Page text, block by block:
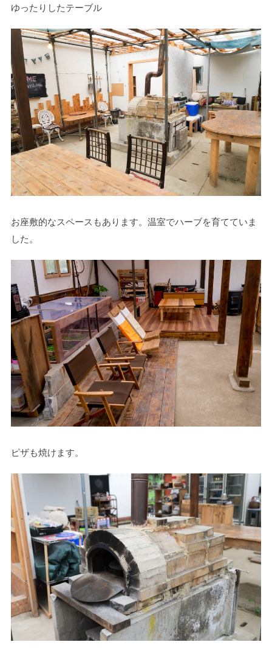
ゆったりしたテーブル
お座敷的なスペースもあります。温室でハーブを育てていま
した。
ピザも焼けます。